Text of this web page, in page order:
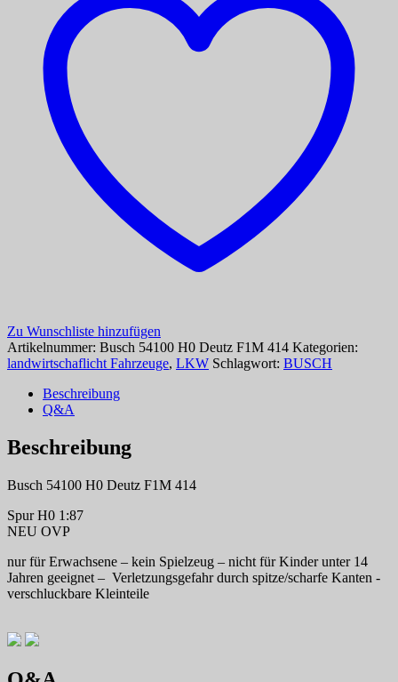
Zu Wunschliste hinzufügen
Artikelnummer: Busch 54100 H0 Deutz F1M 414 Kategorien:
landwirtschaflicht Fahrzeuge, LKW Schlagwort: BUSCH
Beschreibung
Q&A
Beschreibung
Busch 54100 H0 Deutz F1M 414
Spur H0 1:87
NEU OVP
nur für Erwachsene – kein Spielzeug – nicht für Kinder unter 14
Jahren geeignet – Verletzungsgefahr durch spitze/scharfe Kanten -
verschluckbare Kleinteile